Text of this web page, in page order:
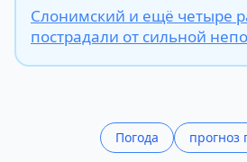
Слонимский и ещё четыре
пострадали от сильной
Погода прогноз